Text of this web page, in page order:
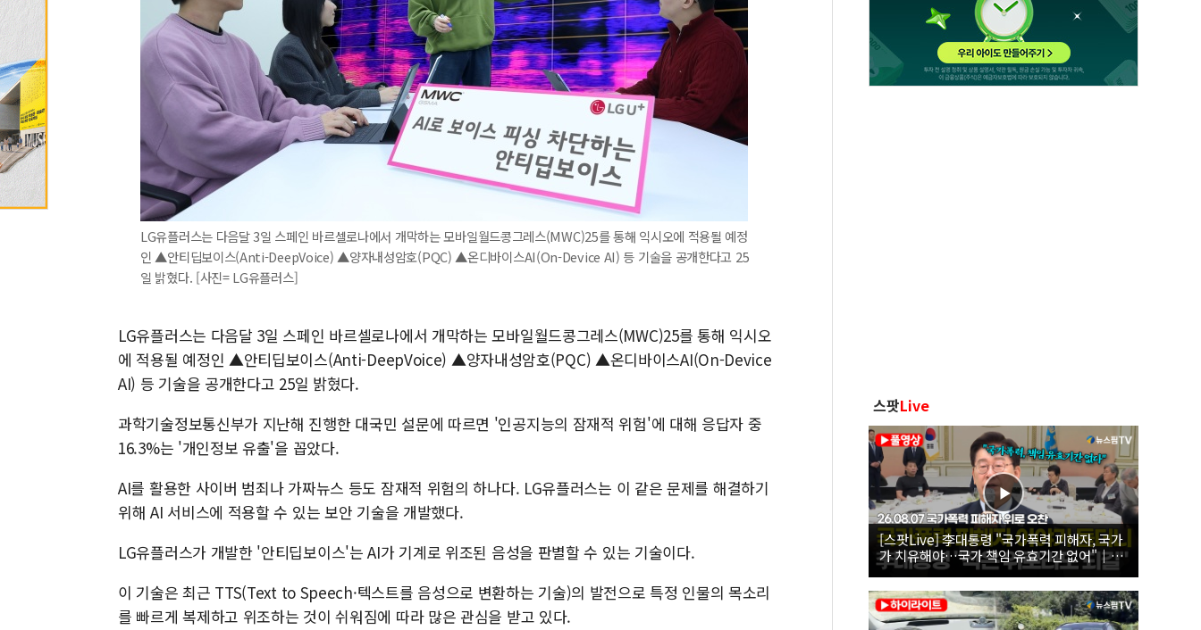
LG유플러스는 다음달 3일 스페인 바르셀로나에서 개막하는 모바일월드콩그레스(MWC)25를 통해 익시오에 적용될 예정
인 ▲안티딥보이스(Anti-DeepVoice) ▲양자내성암호(PQC) ▲온디바이스AI(On-Device AI) 등 기술을 공개한다고 25
일 밝혔다. [사진= LG유플러스]
LG유플러스는 다음달 3일 스페인 바르셀로나에서 개막하는 모바일월드콩그레스(MWC)25를 통해 익시오
에 적용될 예정인 ▲안티딥보이스(Anti-DeepVoice) ▲양자내성암호(PQC) ▲온디바이스AI(On-Device
AI) 등 기술을 공개한다고 25일 밝혔다.
과학기술정보통신부가 지난해 진행한 대국민 설문에 따르면 '인공지능의 잠재적 위험'에 대해 응답자 중
16.3%는 '개인정보 유출'을 꼽았다.
AI를 활용한 사이버 범죄나 가짜뉴스 등도 잠재적 위험의 하나다. LG유플러스는 이 같은 문제를 해결하기
위해 AI 서비스에 적용할 수 있는 보안 기술을 개발했다.
LG유플러스가 개발한 '안티딥보이스'는 AI가 기계로 위조된 음성을 판별할 수 있는 기술이다.
이 기술은 최근 TTS(Text to Speech·텍스트를 음성으로 변환하는 기술)의 발전으로 특정 인물의 목소리
를 빠르게 복제하고 위조하는 것이 쉬워짐에 따라 많은 관심을 받고 있다.
스팟Live
[스팟Live] 李대통령 "국가폭력 피해자, 국가
가 치유해야…국가 책임 유효기간 없어"｜
26.08.07 국가폭력 피해자 위로 오찬